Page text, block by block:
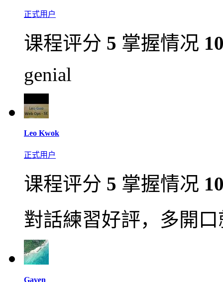
正式用户
课程评分 5 掌握情况
genial
Leo Kwok
正式用户
课程评分 5 掌握情况
對話練習好評，多開
Gaven